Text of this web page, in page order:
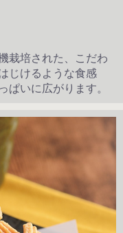
栽培された、こだわ
じけるような食感
ぱいに広がります。